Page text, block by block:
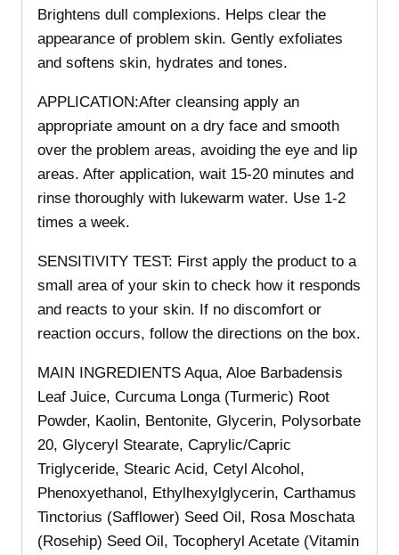
Brightens dull complexions. Helps clear the
appearance of problem skin. Gently exfoliates
and softens skin, hydrates and tones.
APPLICATION:After cleansing apply an
appropriate amount on a dry face and smooth
over the problem areas, avoiding the eye and lip
areas. After application, wait 15-20 minutes and
rinse thoroughly with lukewarm water. Use 1-2
times a week.
SENSITIVITY TEST: First apply the product to a
small area of your skin to check how it responds
and reacts to your skin. If no discomfort or
reaction occurs, follow the directions on the box.
MAIN INGREDIENTS Aqua, Aloe Barbadensis
Leaf Juice, Curcuma Longa (Turmeric) Root
Powder, Kaolin, Bentonite, Glycerin, Polysorbate
20, Glyceryl Stearate, Caprylic/Capric
Triglyceride, Stearic Acid, Cetyl Alcohol,
Phenoxyethanol, Ethylhexylglycerin, Carthamus
Tinctorius (Safflower) Seed Oil, Rosa Moschata
(Rosehip) Seed Oil, Tocopheryl Acetate (Vitamin